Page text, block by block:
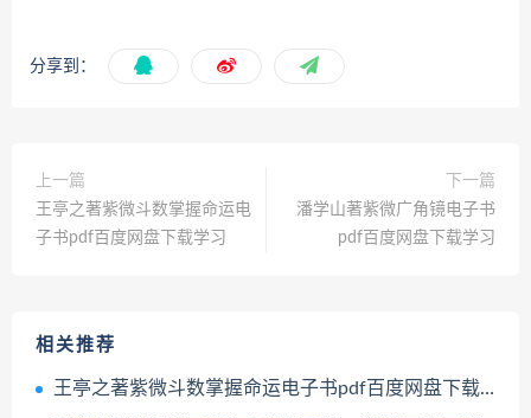
分享到：
上一篇
王亭之著紫微斗数掌握命运电
子书pdf百度网盘下载学习
下一篇
潘学山著紫微广角镜电子书
pdf百度网盘下载学习
相关推荐
王亭之著紫微斗数掌握命运电子书pdf百度网盘下载学习